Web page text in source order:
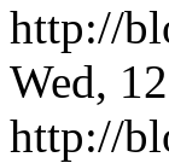
http://
Wed,
http://